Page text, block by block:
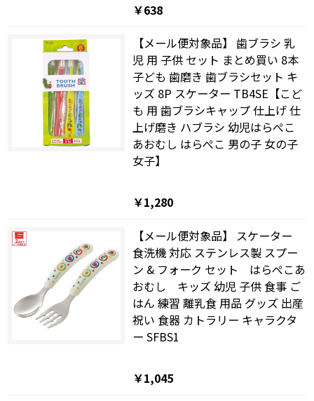
￥638
【メール便対象品】 歯ブラシ 乳
児 用 子供 セット まとめ買い 8本
子ども 歯磨き 歯ブラシセット キ
ッズ 8P スケーター TB4SE【こど
も 用 歯ブラシキャップ 仕上げ 仕
上げ磨き ハブラシ 幼児はらぺこ
あおむし はらぺこ 男の子 女の子
女子】
￥1,280
【メール便対象品】 スケーター
食洗機 対応 ステンレス製 スプー
ン & フォーク セット はらぺこあ
おむし キッズ 幼児 子供 食事 ご
はん 練習 離乳食 用品 グッズ 出産
祝い 食器 カトラリー キャラクタ
ー SFBS1
￥1,045